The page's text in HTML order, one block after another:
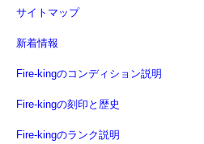
サイトマップ
新着情報
Fire-kingのコンディション説明
Fire-kingの刻印と歴史
Fire-kingのランク説明